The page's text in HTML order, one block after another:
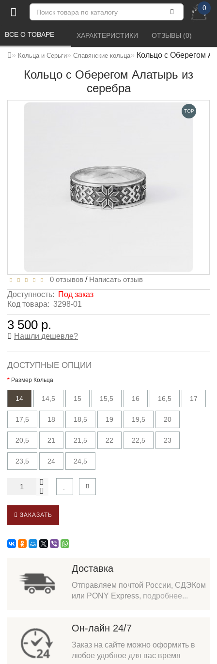
0
Кольца и Серьги Славянские кольца Кольцо с Оберегом
Кольцо с Оберегом Алатырь из
серебра
ВСЕ О ТОВАРЕ ХАРАКТЕРИСТИКИ ОТЗЫВЫ (0)
TOP
0 отзывов / Написать отзыв
Доступность:
Под заказ
Код товара: 3298-01
3 500 р.
Нашли дешевле?
ДОСТУПНЫЕ ОПЦИИ
Размер Кольца
14 14,5 15 15,5 16 16,5 17
17,5 18 18,5 19 19,5 20
20,5 21 21,5 22 22,5 23
23,5 24 24,5
ЗАКАЗАТЬ
Доставка
Отправляем почтой России, СДЭКом
или PONY Express, подробнее...
Он-лайн 24/7
Заказ на сайте можно оформить в
любое удобное для вас время